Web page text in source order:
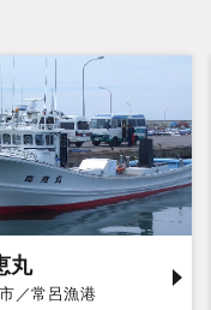
丸
／常呂漁港